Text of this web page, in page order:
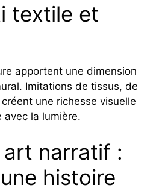
textile et
apportent une dimension
Imitations de tissus, de
une richesse visuelle
avec la lumière.
narratif :
histoire